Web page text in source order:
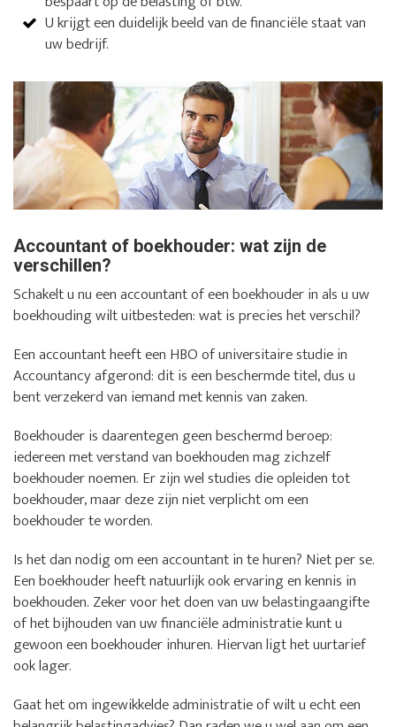
U krijgt een duidelijk beeld van de financiële staat van
uw bedrijf.
Accountant of boekhouder: wat zijn de
verschillen?
Schakelt u nu een accountant of een boekhouder in als u uw
boekhouding wilt uitbesteden: wat is precies het verschil?
Een accountant heeft een HBO of universitaire studie in
Accountancy afgerond: dit is een beschermde titel, dus u
bent verzekerd van iemand met kennis van zaken.
Boekhouder is daarentegen geen beschermd beroep:
iedereen met verstand van boekhouden mag zichzelf
boekhouder noemen. Er zijn wel studies die opleiden tot
boekhouder, maar deze zijn niet verplicht om een
boekhouder te worden.
Is het dan nodig om een accountant in te huren? Niet per se.
Een boekhouder heeft natuurlijk ook ervaring en kennis in
boekhouden. Zeker voor het doen van uw belastingaangifte
of het bijhouden van uw financiële administratie kunt u
gewoon een boekhouder inhuren. Hiervan ligt het uurtarief
ook lager.
Gaat het om ingewikkelde administratie of wilt u echt een